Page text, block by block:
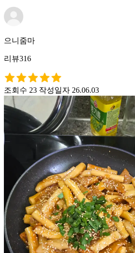
으니줌마
리뷰316
조회수 23 작성일자 26.06.03